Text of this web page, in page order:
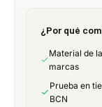
¿Por qué
Material de
marcas
Prueba en
BCN